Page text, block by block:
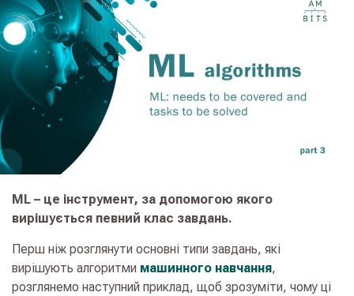
ML – це інструмент, за допомогою якого
вирішується певний клас завдань.
Перш ніж розглянути основні типи завдань, які
вирішують алгоритми машинного навчання,
розглянемо наступний приклад, щоб зрозуміти, чому ці